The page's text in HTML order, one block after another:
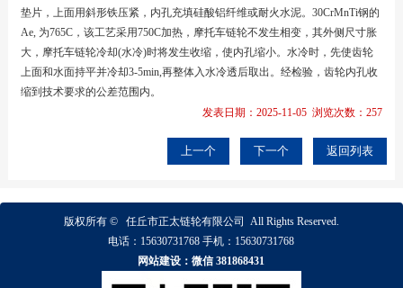
垫片，上面用斜形铁压紧，内孔充填硅酸铝纤维或耐火水泥。30CrMnTi钢的
Ae, 为765C，该工艺采用750C加热， 摩托车链轮不发生相变，其外侧尺寸胀
大， 摩托车链轮冷却(水冷)时将发生收缩，使内孔缩小。水冷时，先使齿轮
上面和水面持平并冷却3-5min,再整体入水冷透后取出。经检验，齿轮内孔收
缩到技术要求的公差范围内。
发表日期：2025-11-05 浏览次数：257
上一个 下一个 返回列表
版权所有 © 任丘市正太链轮有限公司 All Rights Reserved.
电话： 15630731768 手机： 15630731768
网站建设：微信 381868431